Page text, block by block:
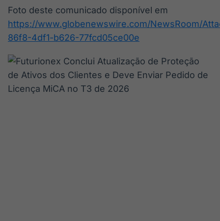
Foto deste comunicado disponível em
https://www.globenewswire.com/NewsRoom/
86f8-4df1-b626-77fcd05ce00e